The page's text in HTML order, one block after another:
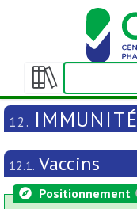
Afficher/masquer
la
table
matières
12. IMMUNITÉ
12.1. Vaccins
Positionnement